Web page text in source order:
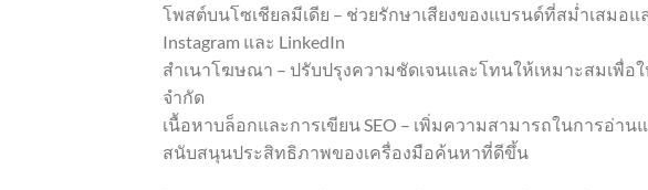
โพสต์บนโซเชียลมีเดีย – ช่วยรักษาเสียงของแบรนด์ที่สม่ำเสมอ
Instagram และ LinkedIn
สำเนาโฆษณา – ปรับปรุงความชัดเจนและโทนให้เหมาะสมเ
จำกัด
เนื้อหาบล็อกและการเขียน SEO – เพิ่มความสามารถในการอ่า
สนับสนุนประสิทธิภาพของเครื่องมือค้นหาที่ดีขึ้น